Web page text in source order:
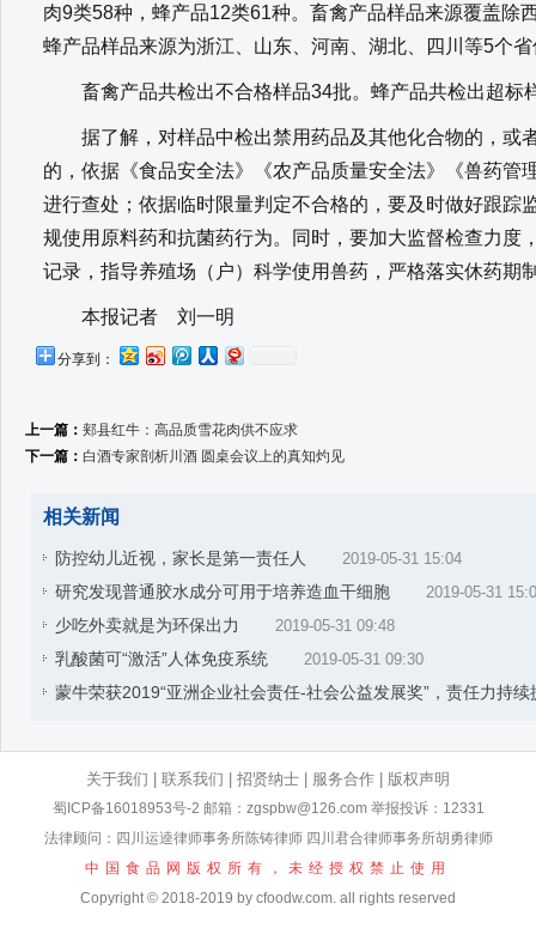
肉9类58种，蜂产品12类61种。畜禽产品样品来源覆盖除
蜂产品样品来源为浙江、山东、河南、湖北、四川等5个
畜禽产品共检出不合格样品34批。蜂产品共检出超标
据了解，对样品中检出禁用药品及其他化合物的，或
的，依据《食品安全法》《农产品质量安全法》《兽药管
进行查处；依据临时限量判定不合格的，要及时做好跟踪
规使用原料药和抗菌药行为。同时，要加大监督检查力度
记录，指导养殖场（户）科学使用兽药，严格落实休药期
本报记者 刘一明
分享到：
上一篇： 郏县红牛：高品质雪花肉供不应求
下一篇： 白酒专家剖析川酒 圆桌会议上的真知灼见
相关新闻
防控幼儿近视，家长是第一责任人 2019-05-31 15:04
研究发现普通胶水成分可用于培养造血干细胞 2019-05-31
少吃外卖就是为环保出力 2019-05-31 09:48
乳酸菌可“激活”人体免疫系统 2019-05-31 09:30
蒙牛荣获2019“亚洲企业社会责任-社会公益发展奖”，责任力持续
关于我们 联系我们 招贤纳士 服务合作 版权声明
蜀ICP备16018953号-2 邮箱：zgspbw@126.com 举报投诉：12331
法律顾问：四川运逵律师事务所陈铸律师 四川君合律师事务所胡勇律师
中国食品网版权所有，未经授权禁止使用
Copyright © 2018-2019 by cfoodw.com. all rights reserved